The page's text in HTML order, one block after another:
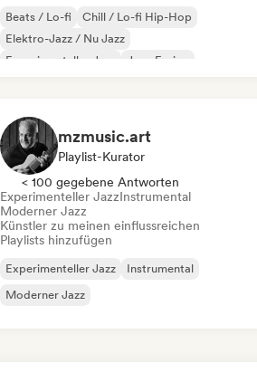
Beats / Lo-fi
Chill / Lo-fi Hip-Hop
Elektro-Jazz / Nu Jazz
Experimenteller Jazz
Jazz-Fusion
mzmusic.art
Playlist-Kurator
< 100 gegebene Antworten
Experimenteller JazzInstrumental
Moderner Jazz
Künstler zu meinen einflussreichen
Playlists hinzufügen
Experimenteller Jazz
Instrumental
Moderner Jazz